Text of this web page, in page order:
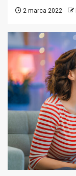
2 marca 2022